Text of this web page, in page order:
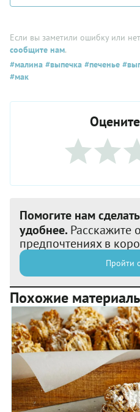
Если вы заметили ошибку или
сообщите нам.
#малина #выпечка #печенье
#мак
Помогите нам
удобнее. Расскажите
предпочтениях в
Пройти
Похожие